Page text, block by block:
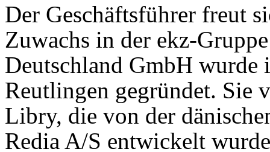
Der Geschäftsführer freut
Zuwachs in der ekz-
Deutschland GmbH
Reutlingen gegründet. Sie
Libry, die von der
Redia A/S entwickelt